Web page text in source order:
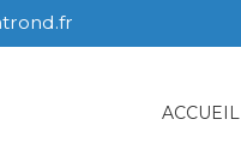
ACCUEIL